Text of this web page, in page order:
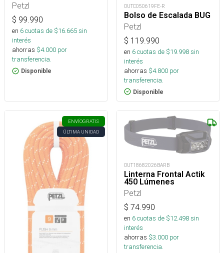
Petzl
$ 99.990
en 6cuotas de $16.665sin
interés
ahorras $4.000 por
transferencia.
Disponible
OUTC050619FE-R
Bolso de Escalada BUG
Petzl
$ 119.990
en 6cuotas de $19.998sin
interés
ahorras $4.800 por
transferencia.
Disponible
ENVÍOGRATIS
ÚLTIMA UNIDAD
OUT18682026BARB
Linterna Frontal Actik
450 Lúmenes
Petzl
$ 74.990
en 6cuotas de $12.498sin
interés
ahorras $3.000 por
transferencia.